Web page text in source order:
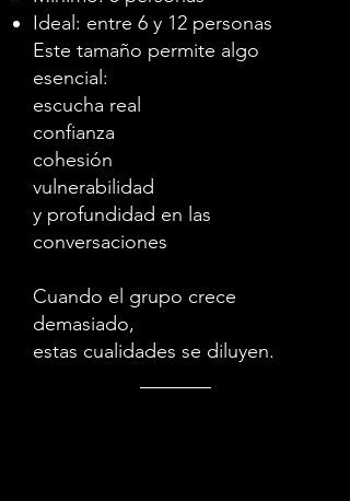
Ideal: entre 6 y 12 personas
Este tamaño permite algo
esencial:
escucha real
confianza
cohesión
vulnerabilidad
y profundidad en las
conversaciones
Cuando el grupo crece
demasiado,
estas cualidades se diluyen.